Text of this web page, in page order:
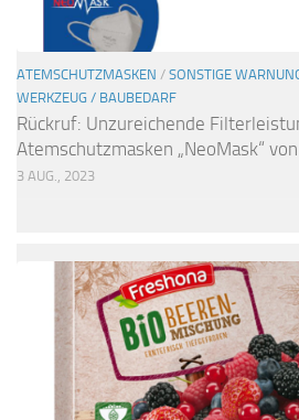
ATEMSCHUTZMASKEN / SONSTIGE
WERKZEUG / BAUBEDARF
Rückruf: Unzureichende
Atemschutzmasken „NeoMask“
3 AUG., 2023